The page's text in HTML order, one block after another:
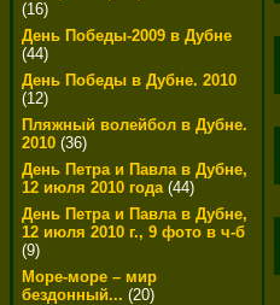
(16)
День Победы-2009 в Дубне
(44)
День Победы в Дубне. 2010
(12)
Пляжный волейбол в Дубне.
2010 (36)
День Петра и Павла в Дубне,
12 июля 2010 года(44)
День Петра и Павла в Дубне,
12 июля 2010 г., 9 фото в ч-б
(9)
Море-море – мир
бездонный... (20)